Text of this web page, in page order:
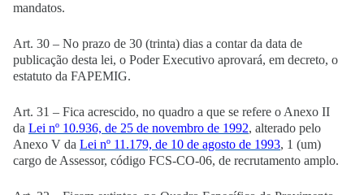
mandatos.
Art. 30 – No prazo de 30 (trinta) dias a contar da data de
publicação desta lei, o Poder Executivo aprovará, em decreto, o
estatuto da FAPEMIG.
Art. 31 – Fica acrescido, no quadro a que se refere o Anexo II
da Lei nº 10.936, de 25 de novembro de 1992, alterado pelo
Anexo V da Lei nº 11.179, de 10 de agosto de 1993, 1 (um)
cargo de Assessor, código FCS-CO-06, de recrutamento amplo.